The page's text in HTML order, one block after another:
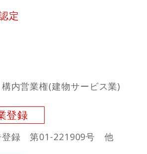
定
内営業権(建物サービス業)
登録
登録 第01-221909号 他